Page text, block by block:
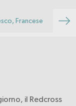
Francese
il Redcross